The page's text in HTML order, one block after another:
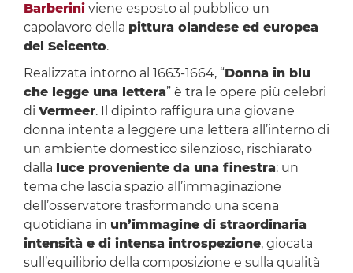
Barberiniviene esposto al pubblico un
capolavoro della pittura olandese ed europea
del Seicento.
Realizzata intorno al 1663-1664, “Donna in blu
che legge una lettera” è tra le opere più celebri
di Vermeer. Il dipinto raffigura una giovane
donna intenta a leggere una lettera all’interno di
un ambiente domestico silenzioso, rischiarato
dalla luce proveniente da una finestra: un
tema che lascia spazio all’immaginazione
dell’osservatore trasformando una scena
quotidiana in un’immagine di straordinaria
intensità e di intensa introspezione, giocata
sull’equilibrio della composizione e sulla qualità